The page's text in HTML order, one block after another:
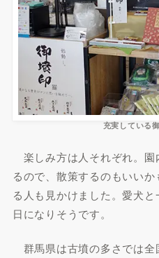
充実している
楽しみ方は人それぞれ。園
るので、散策するのもいい
る人も見かけました。愛犬
日になりそうです。
群馬県は古墳の多さでは全